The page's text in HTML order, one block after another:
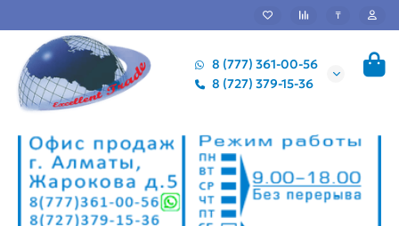
₸
8 (777) 361-00-56
8 (727) 379-15-36